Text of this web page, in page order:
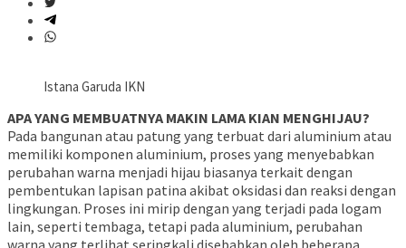
Istana Garuda IKN
APA YANG MEMBUATNYA MAKIN LAMA KIAN MENGHIJAU?
Pada bangunan atau patung yang terbuat dari aluminium atau
memiliki komponen aluminium, proses yang menyebabkan
perubahan warna menjadi hijau biasanya terkait dengan
pembentukan lapisan patina akibat oksidasi dan reaksi dengan
lingkungan. Proses ini mirip dengan yang terjadi pada logam
lain, seperti tembaga, tetapi pada aluminium, perubahan